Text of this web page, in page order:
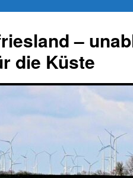
–
die Küste